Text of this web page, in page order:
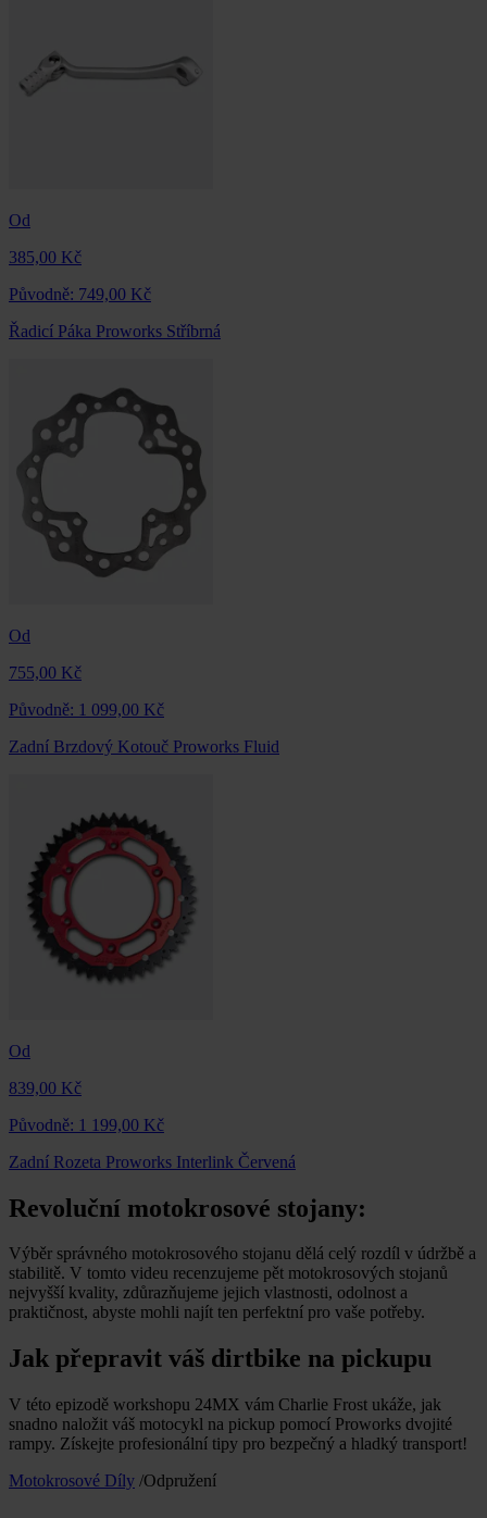
Od
385,00 Kč
Původně: 749,00 Kč
Řadicí Páka Proworks Stříbrná
Od
755,00 Kč
Původně: 1 099,00 Kč
Zadní Brzdový Kotouč Proworks Fluid
Od
839,00 Kč
Původně: 1 199,00 Kč
Zadní Rozeta Proworks Interlink Červená
Revoluční motokrosové stojany:
Výběr správného motokrosového stojanu dělá celý rozdíl v údržbě a
stabilitě. V tomto videu recenzujeme pět motokrosových stojanů
nejvyšší kvality, zdůrazňujeme jejich vlastnosti, odolnost a
praktičnost, abyste mohli najít ten perfektní pro vaše potřeby.
Jak přepravit váš dirtbike na pickupu
V této epizodě workshopu 24MX vám Charlie Frost ukáže, jak
snadno naložit váš motocykl na pickup pomocí Proworks dvojité
rampy. Získejte profesionální tipy pro bezpečný a hladký transport!
Motokrosové Díly /Odpružení